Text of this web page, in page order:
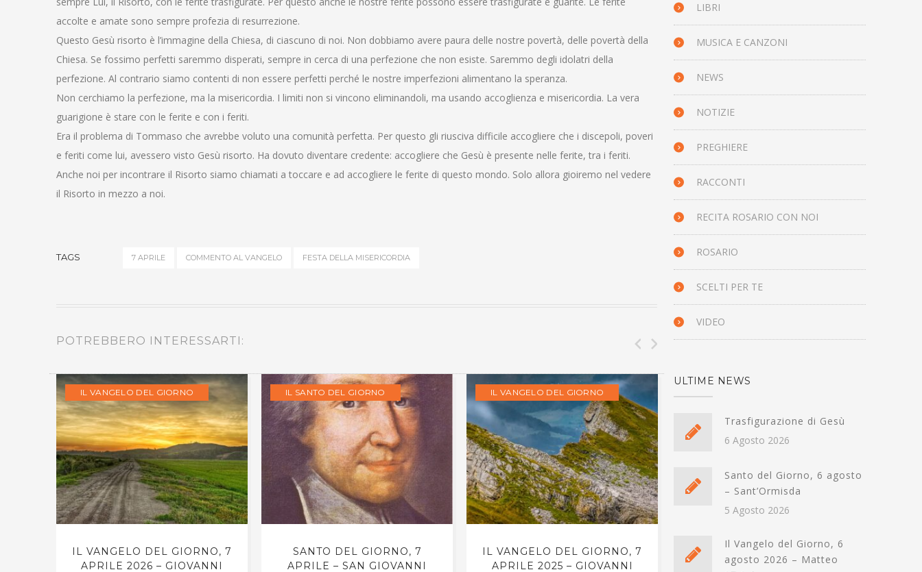
accolte e amate sono sempre profezia di resurrezione.
Questo Gesù risorto è l’immagine della Chiesa, di ciascuno di noi. Non dobbiamo avere paura delle nostre povertà, delle povertà della
Chiesa. Se fossimo perfetti saremmo disperati, sempre in cerca di una perfezione che non esiste. Saremmo degli idolatri della
perfezione. Al contrario siamo contenti di non essere perfetti perché le nostre imperfezioni alimentano la speranza.
Non cerchiamo la perfezione, ma la misericordia. I limiti non si vincono eliminandoli, ma usando accoglienza e misericordia. La vera
guarigione è stare con le ferite e con i feriti.
Era il problema di Tommaso che avrebbe voluto una comunità perfetta. Per questo gli riusciva difficile accogliere che i discepoli, poveri
e feriti come lui, avessero visto Gesù risorto. Ha dovuto diventare credente: accogliere che Gesù è presente nelle ferite, tra i feriti.
Anche noi per incontrare il Risorto siamo chiamati a toccare e ad accogliere le ferite di questo mondo. Solo allora gioiremo nel vedere
il Risorto in mezzo a noi.
TAGS 7 APRILE COMMENTO AL VANGELO FESTA DELLA MISERICORDIA
POTREBBERO INTERESSARTI:
IL VANGELO DEL GIORNO
IL VANGELO DEL GIORNO, 7
APRILE 2026 – GIOVANNI
IL SANTO DEL GIORNO
SANTO DEL GIORNO, 7
APRILE – SAN GIOVANNI
IL VANGELO DEL GIORNO
IL VANGELO DEL GIORNO, 7
APRILE 2025 – GIOVANNI
IL VANGELO DEL GIORNO, 7
APRILE 2023 – GIOVANNI
LIBRI
MUSICA E CANZONI
NEWS
NOTIZIE
PREGHIERE
RACCONTI
RECITA ROSARIO CON NOI
ROSARIO
SCELTI PER TE
VIDEO
ULTIME NEWS
Trasfigurazione di Gesù
6 Agosto 2026
Santo del Giorno, 6 agosto
– Sant’Ormisda
5 Agosto 2026
Il Vangelo del Giorno, 6
agosto 2026 – Matteo